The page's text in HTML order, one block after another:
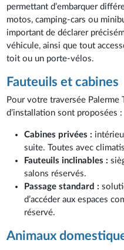
permettant d’embarquer
motos, camping-cars ou
important de déclarer
véhicule, ainsi que tout
toit ou un porte-vélos.
Fauteuils et cabines
Pour votre traversée Palerme
d’installation sont proposées :
Cabines privées :
suite. Toutes avec
Fauteuils inclinables :
salons réservés.
Passage standard :
d’accéder aux espaces
réservé.
Animaux